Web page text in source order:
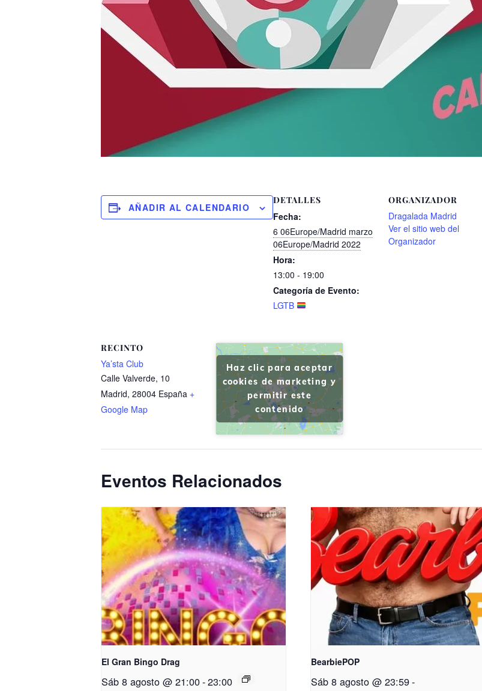
AÑADIR AL CALENDARIO
DETALLES
Fecha:
6 06Europe/Madrid marzo
06Europe/Madrid 2022
Hora:
13:00 - 19:00
Categoría de Evento:
LGTB
ORGANIZADOR
Dragalada Madrid
Ver el sitio web del
Organizador
RECINTO
Ya’sta Club
Calle Valverde, 10
Madrid, 28004 España +
Google Map
Haz clic para aceptar
cookies de marketing y
permitir este
contenido
Eventos Relacionados
El Gran Bingo Drag
Sáb 8 agosto @ 21:00-23:00
BearbiePOP
Sáb 8 agosto @ 23:59-